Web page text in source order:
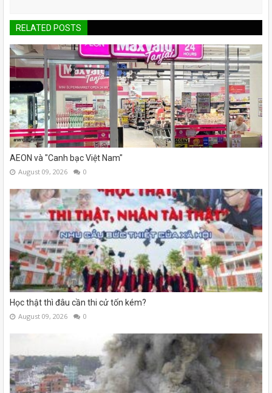
RELATED POSTS
AEON và "Canh bạc Việt Nam"
August 09, 2026 0
Học thật thì đâu cần thi cử tốn kém?
August 09, 2026 0